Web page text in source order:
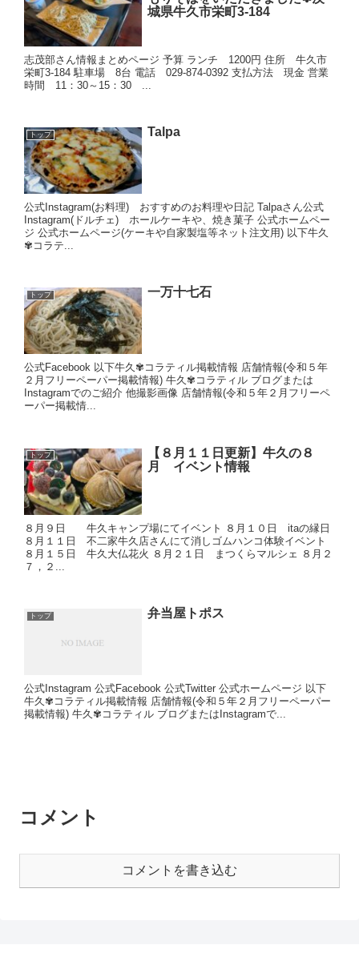
城県牛久市栄町3-184
志茂部さん情報まとめページ 予算 ランチ 1200円 住所 牛久市
栄町3-184 駐車場 8台 電話 029-874-0392 支払方法 現金 営業
時間 11：30～15：30 ...
トップ Talpa
公式Instagram(お料理) おすすめのお料理や日記 Talpaさん公式
Instagram(ドルチェ) ホールケーキや、焼き菓子 公式ホームペー
ジ 公式ホームページ(ケーキや自家製塩等ネット注文用) 以下牛久
✾コラテ...
トップ 一万十七石
公式Facebook 以下牛久✾コラティル掲載情報 店舗情報(令和５年
２月フリーペーパー掲載情報) 牛久✾コラティル ブログまたは
Instagramでのご紹介 他撮影画像 店舗情報(令和５年２月フリーペ
ーパー掲載情...
トップ
【８月１１日更新】牛久の８
月 イベント情報
８月９日 牛久キャンプ場にてイベント ８月１０日 itaの縁日
８月１１日 不二家牛久店さんにて消しゴムハンコ体験イベント
８月１５日 牛久大仏花火 ８月２１日 まつくらマルシェ ８月２
７，２...
トップ 弁当屋トポス
公式Instagram 公式Facebook 公式Twitter 公式ホームページ 以下
牛久✾コラティル掲載情報 店舗情報(令和５年２月フリーペーパー
掲載情報) 牛久✾コラティル ブログまたはInstagramで...
コメント
コメントを書き込む